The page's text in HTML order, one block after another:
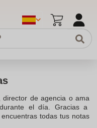
director de agencia o ama
el día. Gracias a
todas tus notas